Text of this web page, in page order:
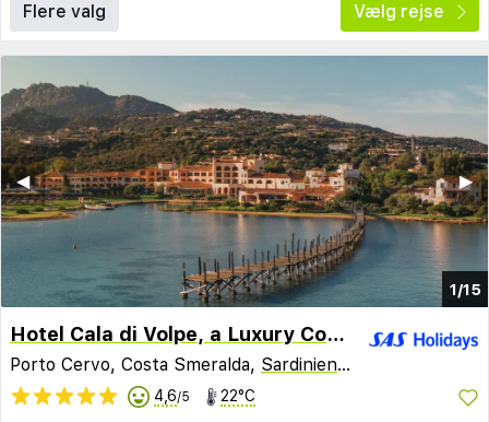
Flere valg Vælg rejse
1/15
▶︎
◀︎
Hotel Cala di Volpe, a Luxury Collection Hotel, Costa Smeralda
Porto Cervo, Costa Smeralda, Sardinien,Italien
4,6/5 22°C